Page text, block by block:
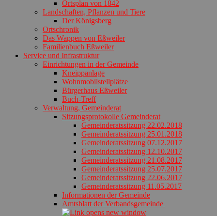
Ortsplan von 1842
Landschaften, Pflanzen und Tiere
Der Königsberg
Ortschronik
Das Wappen von Eßweiler
Familienbuch Eßweiler
Service und Infrastruktur
Einrichtungen in der Gemeinde
Kneippanlage
Wohnmobilstellplätze
Bürgerhaus Eßweiler
Buch-Treff
Verwaltung, Gemeinderat
Sitzungsprotokolle Gemeinderat
Gemeinderatssitzung 22.02.2018
Gemeinderatssitzung 25.01.2018
Gemeinderatssitzung 07.12.2017
Gemeinderatssitzung 12.10.2017
Gemeinderatssitzung 21.08.2017
Gemeinderatssitzung 25.07.2017
Gemeinderatssitzung 22.06.2017
Gemeinderatssitzung 11.05.2017
Informationen der Gemeinde
Amtsblatt der Verbandsgemeinde